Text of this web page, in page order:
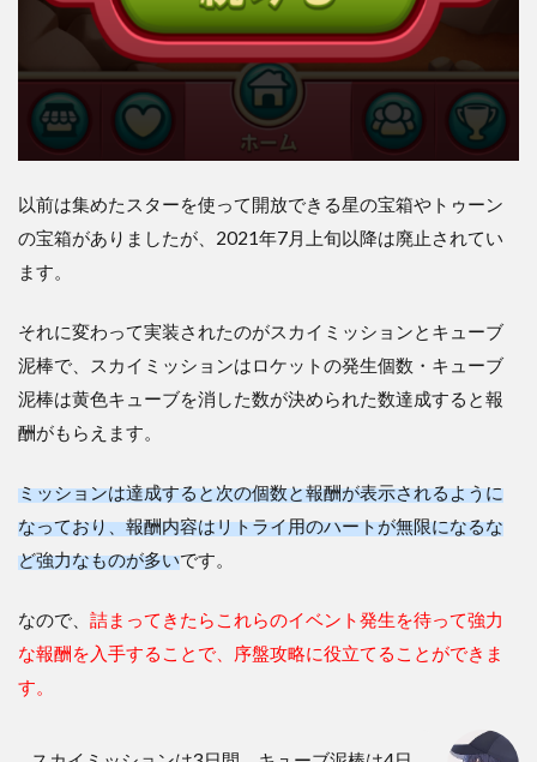
以前は集めたスターを使って開放できる星の宝箱やトゥーン
の宝箱がありましたが、2021年7月上旬以降は廃止されてい
ます。
それに変わって実装されたのがスカイミッションとキューブ
泥棒で、スカイミッションはロケットの発生個数・キューブ
泥棒は黄色キューブを消した数が決められた数達成すると報
酬がもらえます。
ミッションは達成すると次の個数と報酬が表示されるように
なっており、報酬内容はリトライ用のハートが無限になるな
ど強力なものが多いです。
なので、 詰まってきたらこれらのイベント発生を待って強力
な報酬を入手することで、序盤攻略に役立てることができま
す。